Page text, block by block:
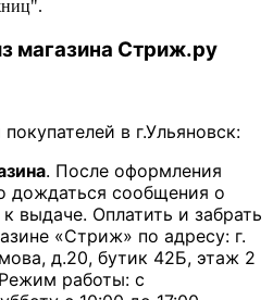
магазина Стриж.ру
в г.Ульяновск:
. После оформления
дождаться сообщения о
к выдаче. Оплатить и забрать
«Стриж» по адресу: г.
д.20, бутик 42Б, этаж 2
работы: с